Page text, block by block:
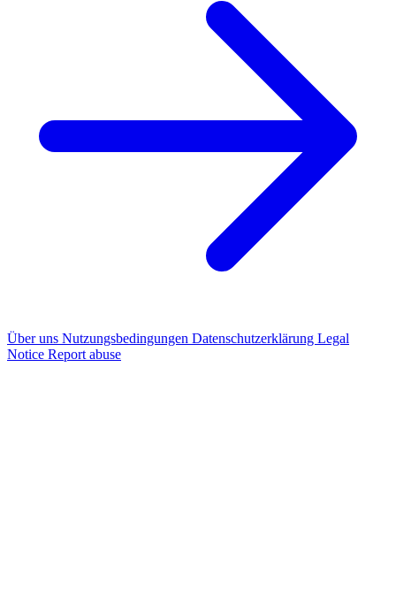
Über uns Nutzungsbedingungen Datenschutzerklärung Legal
Notice Report abuse